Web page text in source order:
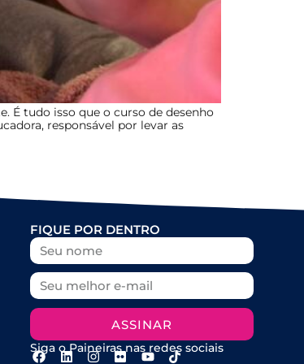
É tudo isso que o curso de desenho
responsável por levar as
FIQUE POR DENTRO
ASSINAR
Siga o Paineiras nas redes sociais